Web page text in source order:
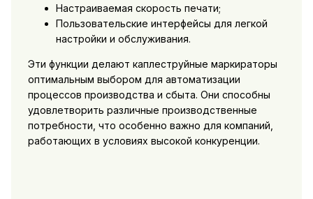
Настраиваемая скорость печати;
Пользовательские интерфейсы для легкой
настройки и обслуживания.
Эти функции делают каплеструйные маркираторы
оптимальным выбором для автоматизации
процессов производства и сбыта. Они способны
удовлетворить различные производственные
потребности, что особенно важно для компаний,
работающих в условиях высокой конкуренции.